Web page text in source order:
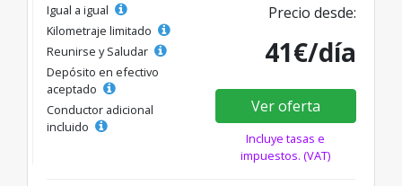
Igual a igual
Kilometraje limitado
Reunirse y Saludar
Depósito en efectivo
aceptado
Conductor adicional
incluido
Precio desde:
41€/día
Ver oferta
Incluye tasas e
impuestos. (VAT)